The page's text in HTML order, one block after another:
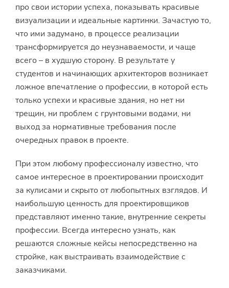
про свои истории успеха, показывать красивые
визуализации и идеальные картинки. Зачастую то,
что ими задумано, в процессе реализации
трансформируется до неузнаваемости, и чаще
всего – в худшую сторону. В результате у
студентов и начинающих архитекторов возникает
ложное впечатление о профессии, в которой есть
только успехи и красивые здания, но нет ни
трещин, ни проблем с грунтовыми водами, ни
выход за нормативные требования после
очередных правок в проекте.
При этом любому профессионалу известно, что
самое интересное в проектировании происходит
за кулисами и скрыто от любопытных взглядов. И
наибольшую ценность для проектировщиков
представляют именно такие, внутренние секреты
профессии. Всегда интересно узнать, как
решаются сложные кейсы непосредственно на
стройке, как выстраивать взаимодействие с
заказчиками.